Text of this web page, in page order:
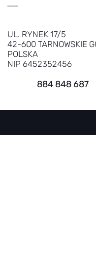
UL. RYNEK 17/5
42-600 TARNOWSKIE
POLSKA
NIP 6452352456
884 848 687